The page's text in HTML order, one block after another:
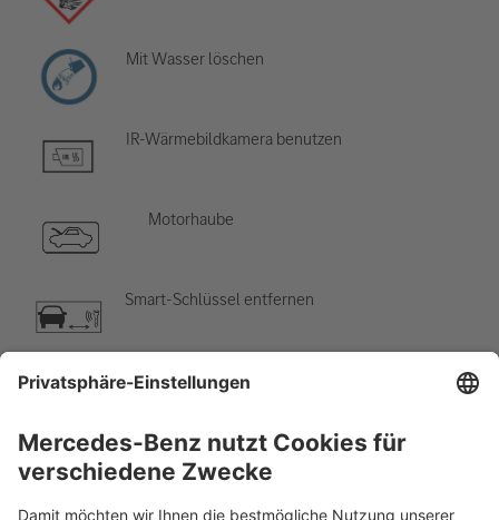
Mit Wasser löschen
IR-Wärmebildkamera benutzen
Motorhaube
Smart-Schlüssel entfernen
Klimaanlage
Gefahr, niedrige Temperatur